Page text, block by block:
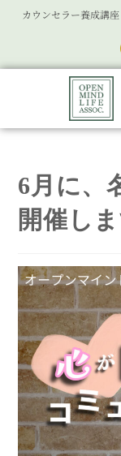
カウンセラー養成講
6月に、
開催しま